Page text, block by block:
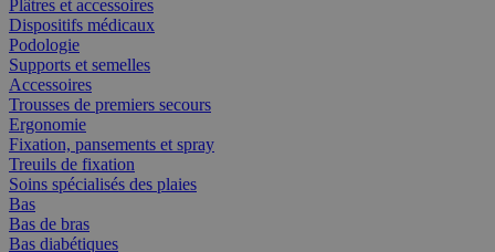
Plâtres et accessoires
Dispositifs médicaux
Podologie
Supports et semelles
Accessoires
Trousses de premiers secours
Ergonomie
Fixation, pansements et spray
Treuils de fixation
Soins spécialisés des plaies
Bas
Bas de bras
Bas diabétiques